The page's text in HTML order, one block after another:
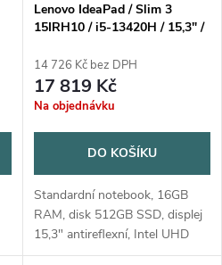
Lenovo IdeaPad / Slim 3
15IRH10 / i5-13420H / 15,3" /
/ UHD Xe / W11H / Blue / 2R
14 726 Kč bez DPH
17 819 Kč
Na objednávku
DO KOŠÍKU
Standardní notebook, 16GB
RAM, disk 512GB SSD, displej
15,3" antireflexní, Intel UHD
Graphics Xe G4 48EU, HDMI,